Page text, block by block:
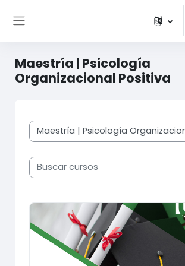
Maestría | Psicología
Organizacional Positiva
Categorías del curso
Buscar cursos
Imagen del curso MPOPTESIS1